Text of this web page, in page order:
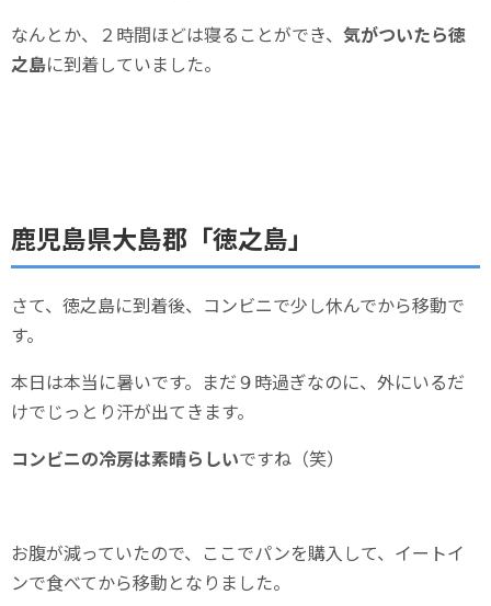
なんとか、２時間ほどは寝ることができ、 気がついたら徳
之島に到着していました。
鹿児島県大島郡「徳之島」
さて、徳之島に到着後、コンビニで少し休んでから移動で
す。
本日は本当に暑いです。まだ９時過ぎなのに、外にいるだ
けでじっとり汗が出てきます。
コンビニの冷房は素晴らしいですね（笑）
お腹が減っていたので、ここでパンを購入して、イートイ
ンで食べてから移動となりました。